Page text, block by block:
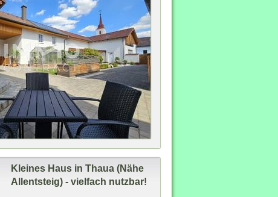
Kleines Haus in Thaua (Nähe
Allentsteig) - vielfach nutzbar!